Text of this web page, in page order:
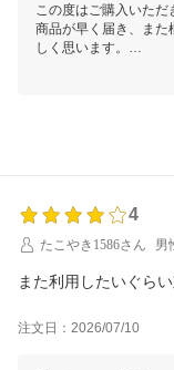
この度はご購入いただ
商品が早く届き、また
しく思います。
これからも迅速かつ
4
たこやき1586さん
男
また利用したいぐら
注文日：2026/07/10